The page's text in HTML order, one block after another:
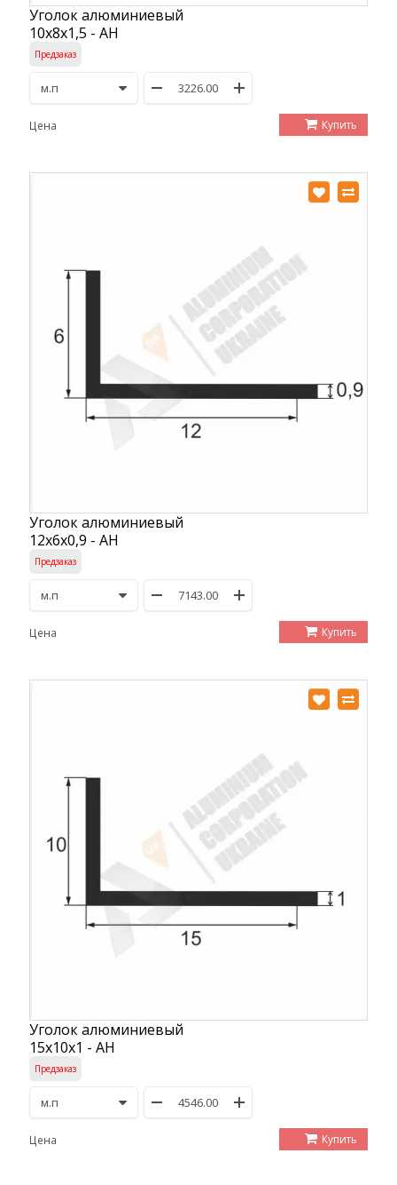
Уголок алюминиевый
10х8х1,5 - АН
Предзаказ
Цена Купить
Уголок алюминиевый
12х6х0,9 - АН
Предзаказ
Цена Купить
Уголок алюминиевый
15х10х1 - АН
Предзаказ
Цена Купить